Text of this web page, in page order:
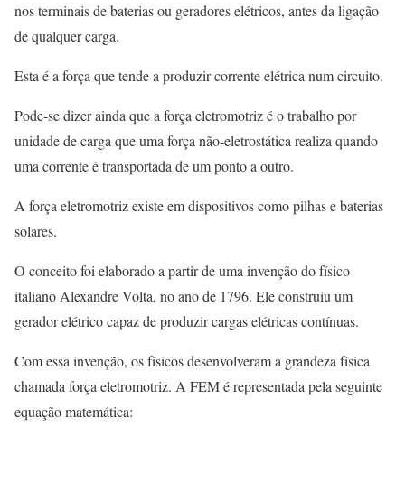
nos terminais de baterias ou geradores elétricos, antes da ligação
de qualquer carga.
Esta é a força que tende a produzir corrente elétrica num circuito.
Pode-se dizer ainda que a força eletromotriz é o trabalho por
unidade de carga que uma força não-eletrostática realiza quando
uma corrente é transportada de um ponto a outro.
A força eletromotriz existe em dispositivos como pilhas e baterias
solares.
O conceito foi elaborado a partir de uma invenção do físico
italiano Alexandre Volta, no ano de 1796. Ele construiu um
gerador elétrico capaz de produzir cargas elétricas contínuas.
Com essa invenção, os físicos desenvolveram a grandeza física
chamada força eletromotriz. A FEM é representada pela seguinte
equação matemática: